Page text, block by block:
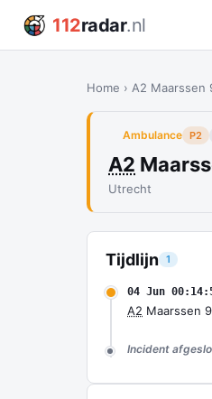
112radar.nl
Home › A2 Maarssen
Ambulance P2
A2
Utrecht
Tijdlijn 1
04 Jun
A2 Maarssen
Incident